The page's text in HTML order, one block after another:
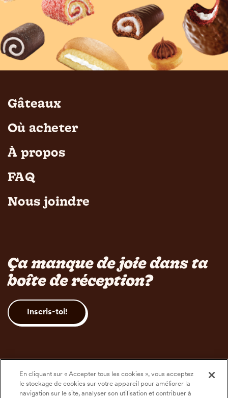
Ça manque de joie dans ta
boîte de réception?
Inscris-toi!
Gâteaux
Où acheter
À propos
FAQ
Nous joindre
En cliquant sur « Accepter tous les cookies », vous acceptez
le stockage de cookies sur votre appareil pour améliorer la
navigation sur le site, analyser son utilisation et contribuer à